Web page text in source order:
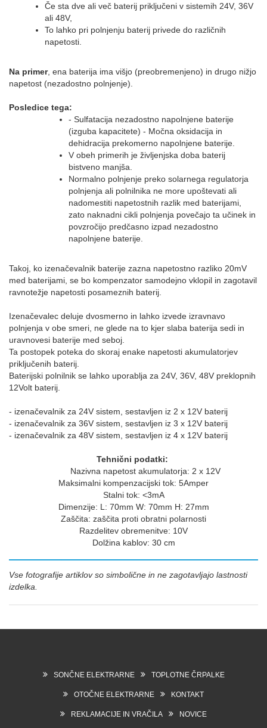
Če sta dve ali več baterij priključeni v sistemih 24V, 36V
ali 48V,
To lahko pri polnjenju baterij privede do različnih
napetosti.
Na primer, ena baterija ima višjo (preobremenjeno) in drugo nižjo
napetost (nezadostno polnjenje).
Posledice tega:
- Sulfatacija nezadostno napolnjene baterije
(izguba kapacitete) - Močna oksidacija in
dehidracija prekomerno napolnjene baterije.
V obeh primerih je življenjska doba baterij
bistveno manjša.
Normalno polnjenje preko solarnega regulatorja
polnjenja ali polnilnika ne more upoštevati ali
nadomestiti napetostnih razlik med baterijami,
zato naknadni cikli polnjenja povečajo ta učinek in
povzročijo predčasno izpad nezadostno
napolnjene baterije.
Takoj, ko izenačevalnik baterije zazna napetostno razliko 20mV
med baterijami, se bo kompenzator samodejno vklopil in zagotavil
ravnotežje napetosti posameznih baterij.
Izenačevalec deluje dvosmerno in lahko izvede izravnavo
polnjenja v obe smeri, ne glede na to kjer slaba baterija sedi in
uravnovesi baterije med seboj.
Ta postopek poteka do skoraj enake napetosti akumulatorjev
priključenih baterij.
Baterijski polnilnik se lahko uporablja za 24V, 36V, 48V preklopnih
12Volt baterij.
- izenačevalnik za 24V sistem, sestavljen iz 2 x 12V baterij
- izenačevalnik za 36V sistem, sestavljen iz 3 x 12V baterij
- izenačevalnik za 48V sistem, sestavljen iz 4 x 12V baterij
Tehnični podatki:
Nazivna napetost akumulatorja: 2 x 12V
Maksimalni kompenzacijski tok: 5Amper
Stalni tok: <3mA
Dimenzije: L: 70mm W: 70mm H: 27mm
Zaščita: zaščita proti obratni polarnosti
Razdelitev obremenitve: 10V
Dolžina kablov: 30 cm
Vse fotografije artiklov so simbolične in ne zagotavljajo lastnosti
izdelka.
SONČNE ELEKTRARNE TOPLOTNE ČRPALKE
OTOČNE ELEKTRARNE KONTAKT
REKLAMACIJE IN VRAČILA NOVICE